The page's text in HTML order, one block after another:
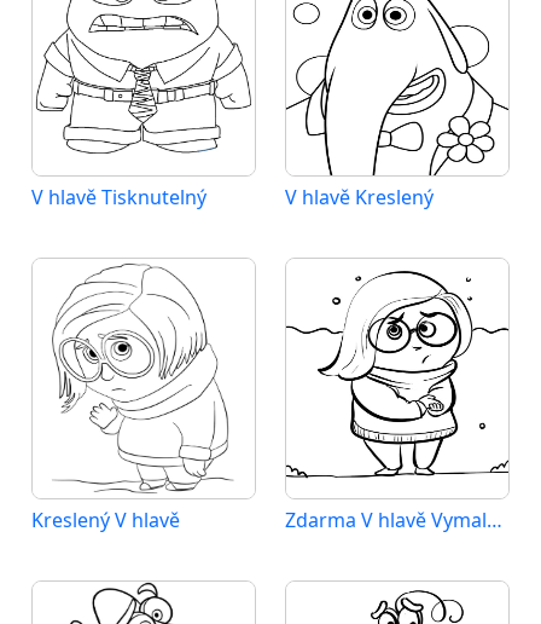
V hlavě Tisknutelný V hlavě Kreslený
Kreslený V hlavě Zdarma V hlavě Vymalovatelné